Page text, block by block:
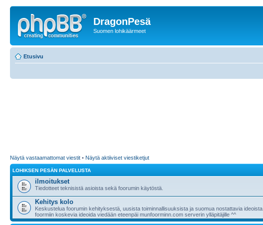
DragonPesä
Suomen lohikäärmeet
Etusivu
Näytä vastaamattomat viestit • Näytä aktiiviset viestiketjut
LOHIKSEN PESÄN PALVELUSTA
ilmoitukset
Tiedotteet teknisistä asioista sekä foorumin käytöstä.
Kehitys kolo
Keskustelua foorumin kehityksestä, uusista toiminnallisuuksista ja suomua nostattavia ideoista.
foormiin koskevia ideoida viedään eteenpäi munfoorminn.com serverin ylläpitäjille ^^